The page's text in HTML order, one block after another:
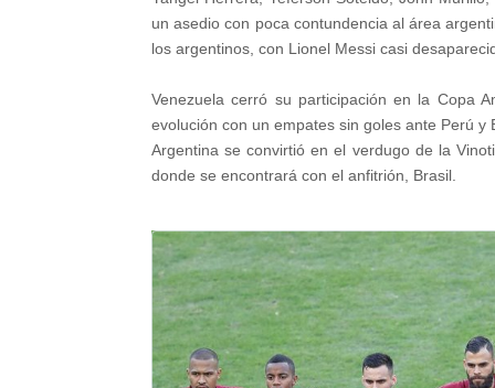
un asedio con poca contundencia al área
los argentinos, con Lionel Messi casi
Venezuela cerró su participación en la Copa
evolución con un empates sin goles ante Perú y
Argentina se convirtió en el verdugo de la
donde se encontrará con el anfitrión, Brasil.
e
m
a